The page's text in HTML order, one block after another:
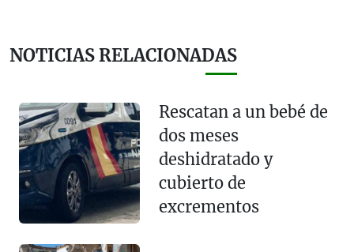
NOTICIAS RELACIONADAS
Rescatan a un bebé de
dos meses
deshidratado y
cubierto de
excrementos